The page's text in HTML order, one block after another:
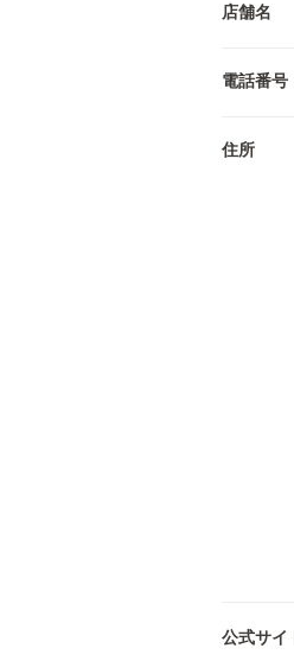
店舗名
電話番号
住所
公式サイ